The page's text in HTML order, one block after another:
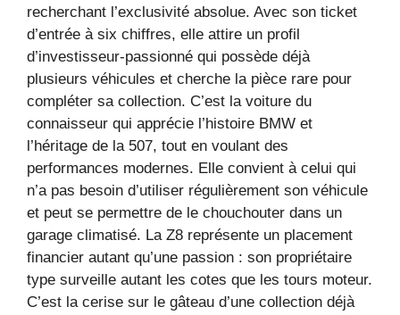
recherchant l’exclusivité absolue. Avec son ticket
d’entrée à six chiffres, elle attire un profil
d’investisseur-passionné qui possède déjà
plusieurs véhicules et cherche la pièce rare pour
compléter sa collection. C’est la voiture du
connaisseur qui apprécie l’histoire BMW et
l’héritage de la 507, tout en voulant des
performances modernes. Elle convient à celui qui
n’a pas besoin d’utiliser régulièrement son véhicule
et peut se permettre de le chouchouter dans un
garage climatisé. La Z8 représente un placement
financier autant qu’une passion : son propriétaire
type surveille autant les cotes que les tours moteur.
C’est la cerise sur le gâteau d’une collection déjà